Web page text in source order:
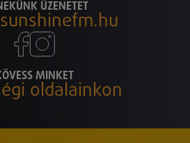
ÜZENETET
MINKET
oldalainkon